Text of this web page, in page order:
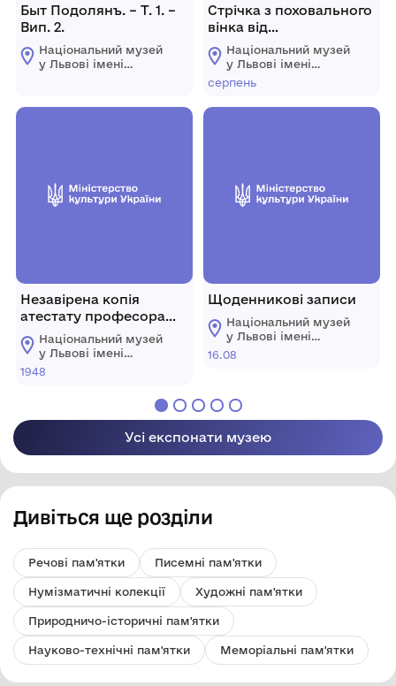
Быт Подолянъ. – Т. 1. –
Вип. 2.
Національний музей
у Львові імені
Незавірена копія
атестату професора
Олени Кульчицької
Національний музей
у Львові імені
Андрея
1948
Стрічка з поховального
вінка від
Національного музею з
похорону Олекси
Новаківського
Національний музей
у Львові імені
серпень
Щоденникові записи
Національний музей
у Львові імені
Андрея
16.08
Усі експонати музею
Дивіться ще розділи
Речові пам'ятки Писемні пам'ятки
Нумізматичні колекції Художні пам'ятки
Природничо-історичні пам'ятки
Науково-технічні пам'ятки Меморіальні пам'ятки